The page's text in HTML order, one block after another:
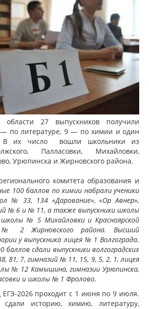
области 27 выпускников получили
по литературе, 9 — по химии и один
их число вошли школьники из
Палласовки, Михайловки,
Урюпинска и Жирновского района.
комитета образования и
100 баллов по химии набрали ученики
№ 33, 134 «Дарование», «Ор Авнер»,
№ 6 и № 11, а также выпускники школы
№ 5 Михайловки и Красноярской
№ 2 Жирновского района. Высший
у выпускника лицея № 1 Волгограда.
сдали выпускники волгоградских
81, 7, гимназий № 11, 15, 9, 5, 2, 1, лицея
№ 12 Камышина, гимназии Урюпинска,
и школы № 1 Фролово.
2026 проходит с 1 июня по 9 июля.
сдали историю, химию, литературу,